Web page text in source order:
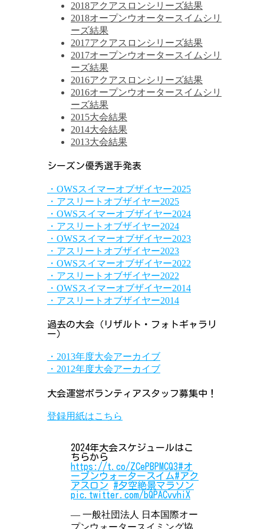
2018アクアスロンシリーズ結果
2018オープンウオータースイムシリ
ーズ結果
2017アクアスロンシリーズ結果
2017オープンウオータースイムシリ
ーズ結果
2016アクアスロンシリーズ結果
2016オープンウオータースイムシリ
ーズ結果
2015大会結果
2014大会結果
2013大会結果
シーズン優秀選手発表
・OWSスイマーオブザイヤー2025
・アスリートオブザイヤー2025
・OWSスイマーオブザイヤー2024
・アスリートオブザイヤー2024
・OWSスイマーオブザイヤー2023
・アスリートオブザイヤー2023
・OWSスイマーオブザイヤー2022
・アスリートオブザイヤー2022
・OWSスイマーオブザイヤー2014
・アスリートオブザイヤー2014
過去の大会（リザルト・フォトギャラリ
ー）
・2013年度大会アーカイブ
・2012年度大会アーカイブ
大会運営ボランティアスタッフ募集中！
登録用紙はこちら
2024年大会スケジュールはこ
ちらから
https://t.co/ZCePBPMCQ3#オ
ープンウォータースイム#アク
アスロン
#夕空絶景マラソン
pic.twitter.com/bQPACvvhiX
— 一般社団法人 日本国際オー
プンウォータースイミング協